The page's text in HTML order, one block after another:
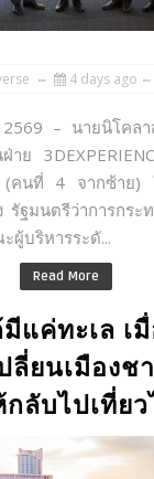
4 days ago
– นายนิโคล
าย
(คนที่ 4 จากซ้าย)
รัฐมนตรีว่าการกร
ผู้บริหารระดั...
Read More
แค่ทะเล เมื่
ลี่ยนเมืองช
กลับไปเที่ย